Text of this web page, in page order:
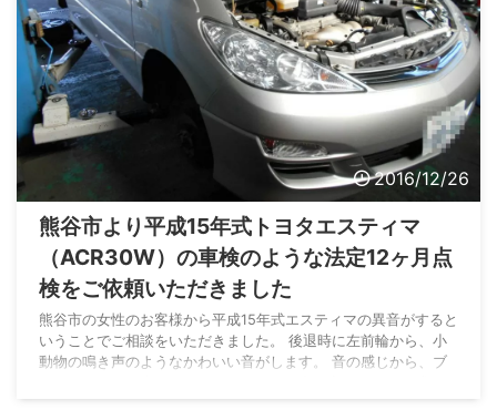
2016/12/26
熊谷市より平成15年式トヨタエスティマ
（ACR30W）の車検のような法定12ヶ月点
検をご依頼いただきました
熊谷市の女性のお客様から平成15年式エスティマの異音がすると
いうことでご相談をいただきました。 後退時に左前輪から、小
動物の鳴き声のようなかわいい音がします。 音の感じから、ブ